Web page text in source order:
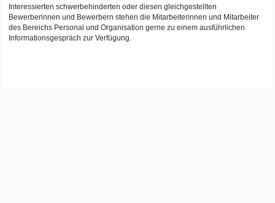
Interessierten schwerbehinderten oder diesen gleichgestellten
Bewerberinnen und Bewerbern stehen die Mitarbeiterinnen und Mitarbeiter
des Bereichs Personal und Organisation gerne zu einem ausführlichen
Informationsgespräch zur Verfügung.